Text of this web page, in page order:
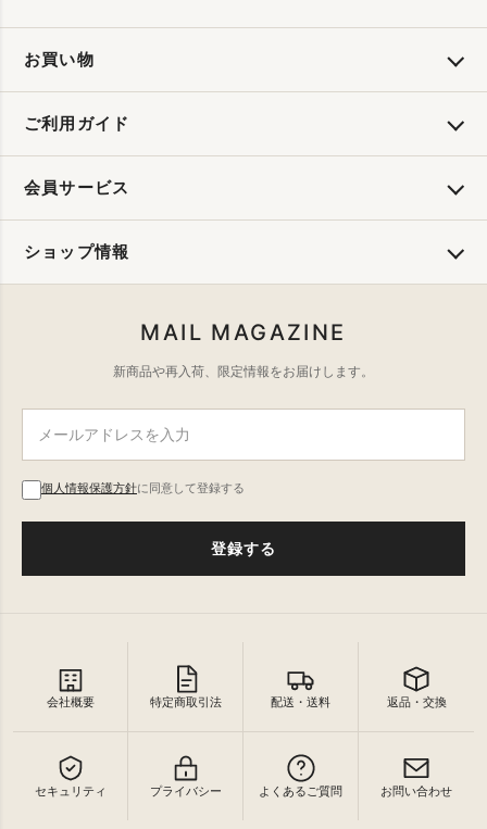
お買い物
ご利用ガイド
会員サービス
ショップ情報
MAIL MAGAZINE
新商品や再入荷、限定情報をお届けします。
個人情報保護方針に同意して登録する
登録する
会社概要 特定商取引法 配送・送料 返品・交換
セキュリティ プライバシー よくあるご質問 お問い合わせ